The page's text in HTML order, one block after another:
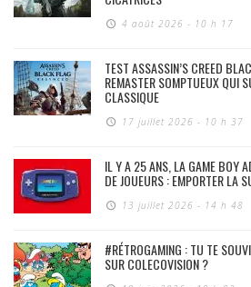
4 août 2026 - 10 h 17
TEST ASSASSIN’S CREED
REMASTER SOMPTUEUX QUI
CLASSIQUE
17 juillet 2026 - 10 h 37
IL Y A 25 ANS, LA GAME BOY
DE JOUEURS : EMPORTER LA
13 juillet 2026 - 14 h 48
#RÉTROGAMING : TU TE
SUR COLECOVISION ?